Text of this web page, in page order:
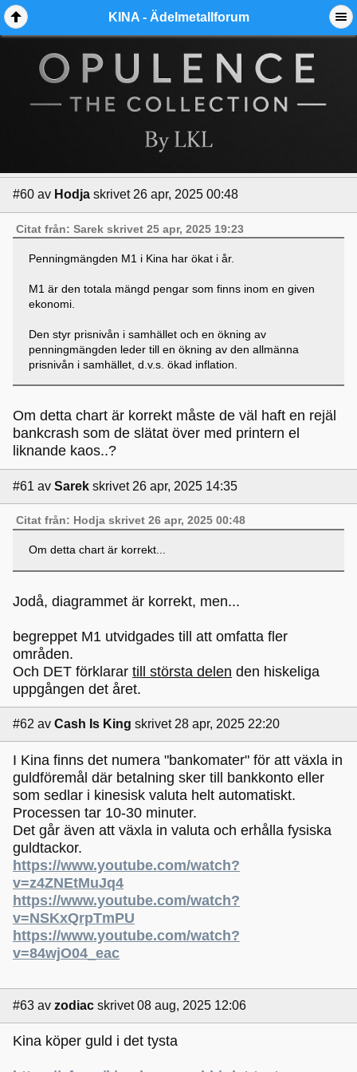
KINA - Ädelmetallforum
#60 av Hodja skrivet 26 apr, 2025 00:48
Citat från: Sarek skrivet 25 apr, 2025 19:23
Penningmängden M1 i Kina har ökat i år.
M1 är den totala mängd pengar som finns inom en given
ekonomi.
Den styr prisnivån i samhället och en ökning av
penningmängden leder till en ökning av den allmänna
prisnivån i samhället, d.v.s. ökad inflation.
Om detta chart är korrekt måste de väl haft en rejäl
bankcrash som de slätat över med printern el
liknande kaos..?
#61 av Sarek skrivet 26 apr, 2025 14:35
Citat från: Hodja skrivet 26 apr, 2025 00:48
Om detta chart är korrekt...
Jodå, diagrammet är korrekt, men...
begreppet M1 utvidgades till att omfatta fler
områden.
Och DET förklarar till största delen den hiskeliga
uppgången det året.
#62 av Cash Is King skrivet 28 apr, 2025 22:20
I Kina finns det numera "bankomater" för att växla in
guldföremål där betalning sker till bankkonto eller
som sedlar i kinesisk valuta helt automatiskt.
Processen tar 10-30 minuter.
Det går även att växla in valuta och erhålla fysiska
guldtackor.
https://www.youtube.com/watch?
v=z4ZNEtMuJq4
https://www.youtube.com/watch?
v=NSKxQrpTmPU
https://www.youtube.com/watch?
v=84wjO04_eac
#63 av zodiac skrivet 08 aug, 2025 12:06
Kina köper guld i det tysta